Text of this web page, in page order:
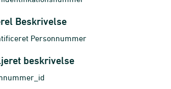
Beskrivelse
Personnummer
beskrivelse